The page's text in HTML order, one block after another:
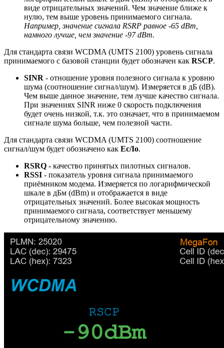
виде отрицательных значений. Чем значение ближе к
нулю, тем выше уровень принимаемого сигнала.
Например, значение сигнала RSRP равное -65 dBm
намного лучше, чем значение -97dBm.
Для стандарта связи WCDMA (UMTS 2100) уровень сигнала
принимаемого с базовой станции будет обозначен как RSCP.
SINR - отношение уровня полезного сигнала к уровню
шума (соотношение сигнал/шум). Измеряется в дБ (dB).
Чем выше данное значение, тем лучше качество сигнала.
При значениях SINR ниже 0 скорость подключения
будет очень низкой, т.к. это означает, что в принимаемом
сигнале шума больше, чем полезной части.
Для стандарта связи WCDMA (UMTS 2100) соотношение
сигнал/шум будет обозначено как Ec/Io.
RSRQ - качество принятых пилотных сигналов.
RSSI - показатель уровня сигнала принимаемого
приёмником модема. Измеряется по логарифмической
шкале в дБм (dBm) и отображается в виде
отрицательных значений. Более высокая мощность
принимаемого сигнала, соответствует меньшему
отрицательному значению.